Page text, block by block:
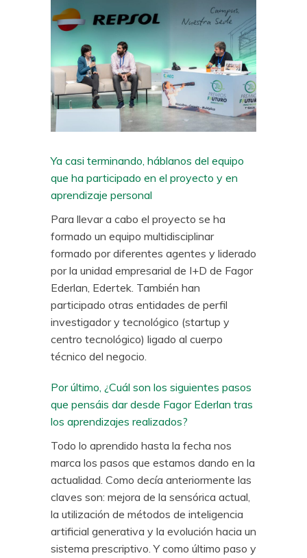
Ya casi terminando, háblanos del equipo
que ha participado en el proyecto y en
aprendizaje personal
Para llevar a cabo el proyecto se ha
formado un equipo multidisciplinar
formado por diferentes agentes y liderado
por la unidad empresarial de I+D de Fagor
Ederlan, Edertek. También han
participado otras entidades de perfil
investigador y tecnológico (startup y
centro tecnológico) ligado al cuerpo
técnico del negocio.
Por último, ¿Cuál son los siguientes pasos
que pensáis dar desde Fagor Ederlan tras
los aprendizajes realizados?
Todo lo aprendido hasta la fecha nos
marca los pasos que estamos dando en la
actualidad. Como decía anteriormente las
claves son: mejora de la sensórica actual,
la utilización de métodos de inteligencia
artificial generativa y la evolución hacia un
sistema prescriptivo. Y como último paso y